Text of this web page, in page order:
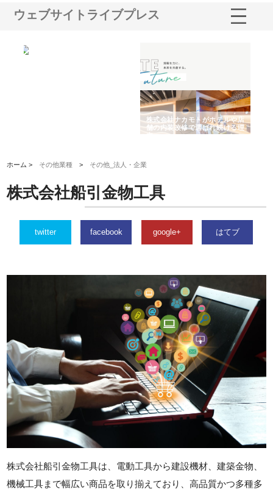
ウェブサイトライブプレス
株式会社ナカモトがホテルや店
舗の内装改修で選ばれ続ける理
由
ホーム > その他業種 > その他_法人・企業
株式会社船引金物工具
twitter facebook google+ はてブ
株式会社船引金物工具は、電動工具から建設機材、建築金物、
機械工具まで幅広い商品を取り揃えており、高品質かつ多種多